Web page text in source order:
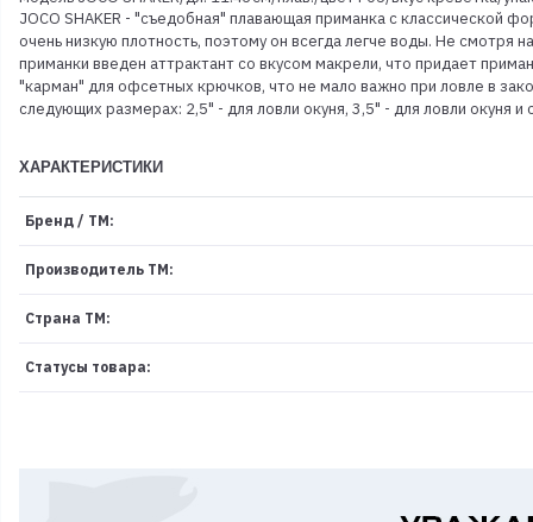
JOCO SHAKER - "съедобная" плавающая приманка с классической
очень низкую плотность, поэтому он всегда легче воды. Не смотря
приманки введен аттрактант со вкусом макрели, что придает
"карман" для офсетных крючков, что не мало важно при ловле в
следующих размерах: 2,5" - для ловли окуня, 3,5" - для ловли окуня и
ХАРАКТЕРИСТИКИ
Бренд / ТМ:
Производитель ТМ:
Страна ТМ:
Статусы товара: